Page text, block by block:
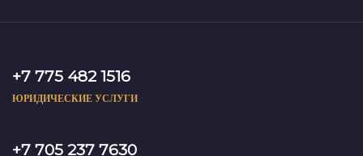
+7 775 482 1516
ЮРИДИЧЕСКИЕ УСЛУГИ
+7 705 237 7630